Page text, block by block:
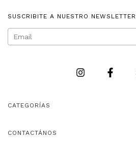
SUSCRIBITE A NUESTRO NEWSLETTER
CATEGORÍAS
CONTACTÁNOS